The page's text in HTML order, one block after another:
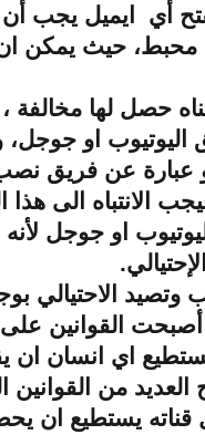
أي ايميل يجب أن
محبط، حيث يمكن
حصل لها
او جوجل،
عبارة عن فريق
الانتباه الى هذا
او جوجل
وتصيد الاحتيالي
القوانين
اي انسان ان
من القوانين
قناته يستطيع